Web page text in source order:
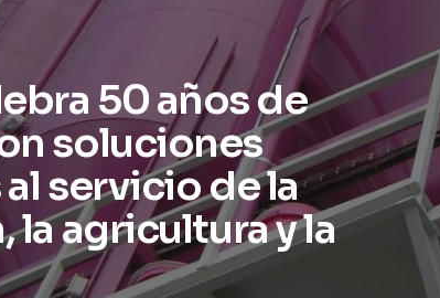
50 años de
soluciones
servicio de la
agricultura y la